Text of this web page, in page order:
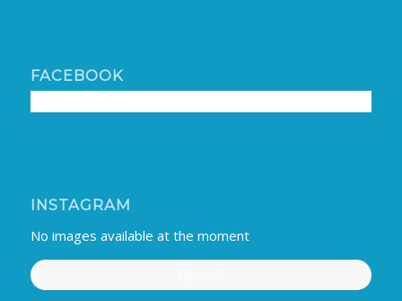
FACEBOOK
INSTAGRAM
No images available at the moment